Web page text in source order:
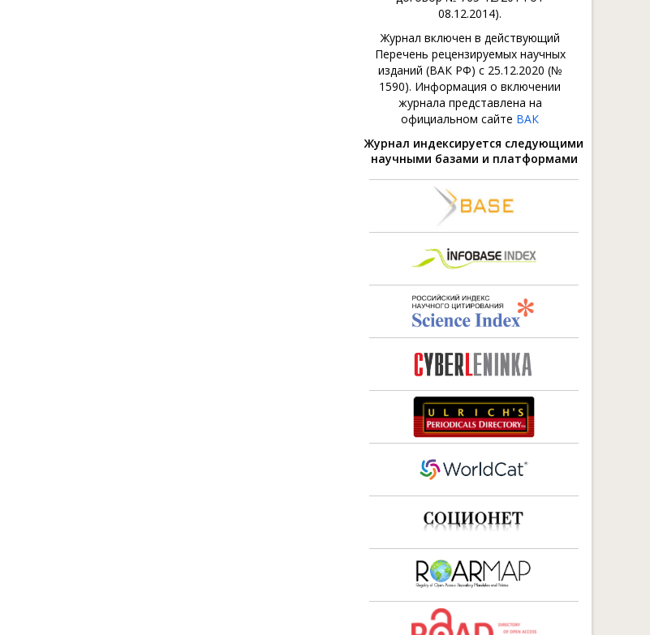
08.12.2014).
Журнал включен в действующий
Перечень рецензируемых научных
изданий (ВАК РФ) с 25.12.2020 (№
1590). Информация о включении
журнала представлена на
официальном сайте ВАК
Журнал индексируется следующими
научными базами и платформами